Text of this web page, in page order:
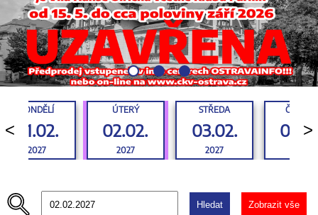
<
PONDĚLÍ
01.02.
2027
ÚTERÝ
02.02.
2027
STŘEDA
03.02.
2027
>
Hledat Zobrazit vše